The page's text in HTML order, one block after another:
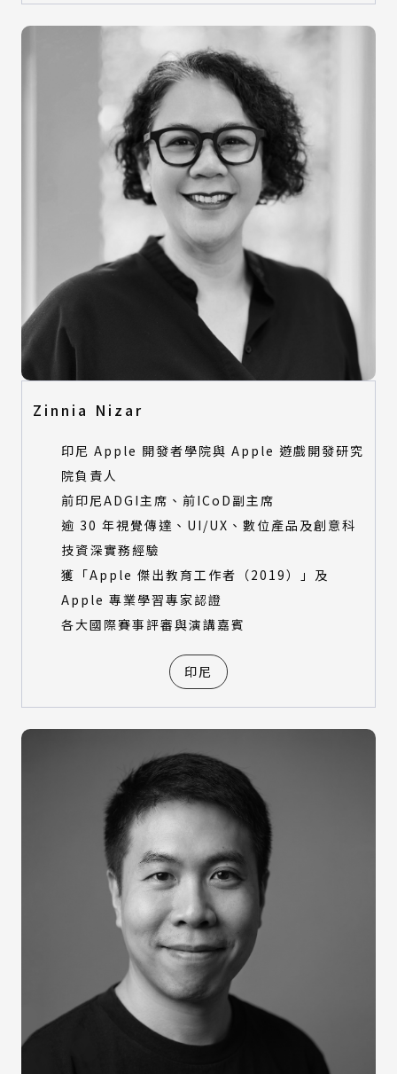
Zinnia Nizar
印尼 Apple 開發者學院與 Apple 遊戲開發研究
院負責人
前印尼ADGI主席、前ICoD副主席
逾 30 年視覺傳達、UI/UX、數位產品及創意科
技資深實務經驗
獲「Apple 傑出教育工作者（2019）」及
Apple 專業學習專家認證
各大國際賽事評審與演講嘉賓
印尼